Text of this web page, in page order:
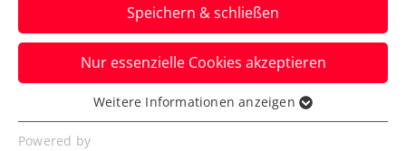
Steirerinnen belegen 2. und 3. Platz beim
Österreich Finale in Linz
Verfasst von: Stefan Schuh, 14.10.2019
Speichern & schließen
Nur essenzielle Cookies akzeptieren
Essenziell
Essenzielle Cookies werden für grundlegende
Weitere Informationen anzeigen
Powered by